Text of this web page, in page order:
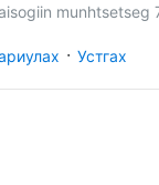
munhtsetseg
· Устгах